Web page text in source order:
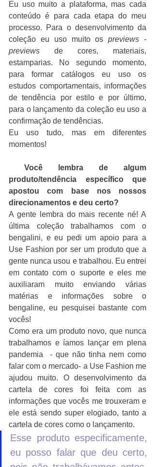
Eu uso muito a plataforma, mas cada
conteúdo é para cada etapa do meu
processo. Para o desenvolvimento da
coleção eu uso muito os previews
previews de cores, materiais,
estamparias. No segundo momento,
para formar catálogos eu uso os
estudos comportamentais, informações
de tendência por estilo e por último,
para o lançamento da coleção eu uso a
confirmação de tendências.
Eu uso tudo, mas em diferentes
momentos!
Você lembra de algum
produto/tendência específico que
apostou com base nos nossos
direcionamentos e deu certo?
A gente lembra do mais recente né! A
última coleção trabalhamos com o
bengalini, e eu pedi um apoio para a
Use Fashion por ser um produto que a
gente nunca usou e trabalhou. Eu entrei
em contato com o suporte e eles me
auxiliaram muito enviando várias
matérias e informações sobre o
bengaline, eu pesquisei bastante com
vocês!
Como era um produto novo, que nunca
trabalhamos e íamos lançar em plena
pandemia  - que não tinha nem como
falar com o mercado- a Use Fashion me
ajudou muito. O desenvolvimento da
cartela de cores foi feita com as
informações que vocês me trouxeram e
ele está sendo super elogiado, tanto a
cartela de cores como o lançamento.
Esse produto especificamente,
eu posso falar que deu certo,